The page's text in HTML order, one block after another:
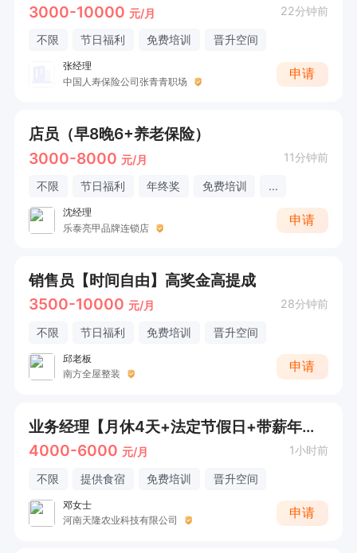
3000-10000 元/月 22分钟前
不限 节日福利 免费培训 晋升空间
张经理
中国人寿保险公司张青青职场
申请
店员（早8晚6+养老保险）
3000-8000 元/月 11分钟前
不限 节日福利 年终奖 免费培训 ...
沈经理
乐泰亮甲品牌连锁店
申请
销售员【时间自由】高奖金高提成
3500-10000 元/月 28分钟前
不限 节日福利 免费培训 晋升空间
邱老板
南方全屋整装
申请
业务经理【月休4天+法定节假日+带薪年假】
4000-6000 元/月 1小时前
不限 提供食宿 免费培训 晋升空间
邓女士
河南天隆农业科技有限公司
申请